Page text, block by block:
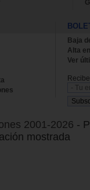
Baja
Alta
Ver
2001-2026 -
mostrada